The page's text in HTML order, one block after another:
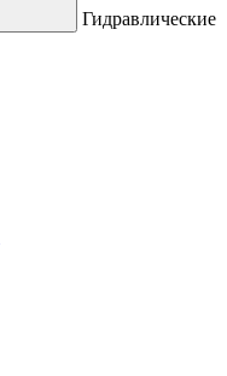
Гидравлические